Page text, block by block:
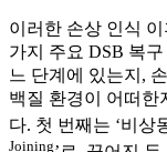
이러한 손상 인식
가지 주요 DSB 복
느 단계에 있는지,
백질 환경이 어떠한
다. 첫 번째는 ‘비상
Joining